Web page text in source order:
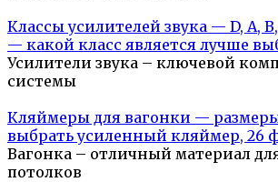
Классы усилителей звука — D, A,
— какой класс является лучше
Усилители звука – ключевой
системы
Кляймеры для вагонки —
выбрать усиленный кляймер, 26
Вагонка – отличный материал
потолков